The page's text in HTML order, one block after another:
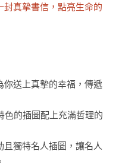
真摯書信，點亮生命的
送上真摯的幸福，傳遞
的插圖配上充滿哲理的
獨特名人插圖，讓名人